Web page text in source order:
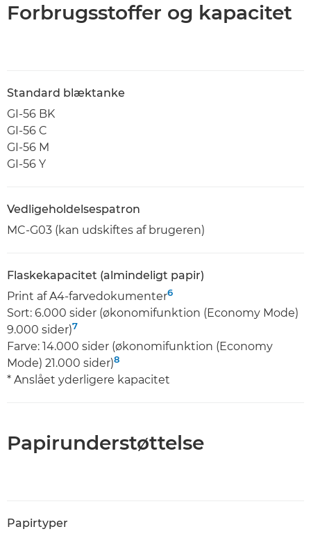
Forbrugsstoffer og kapacitet
Standard blæktanke
GI-56 BK
GI-56 C
GI-56 M
GI-56 Y
Vedligeholdelsespatron
MC-G03 (kan udskiftes af brugeren)
Flaskekapacitet (almindeligt papir)
Print af A4-farvedokumenter6
Sort: 6.000 sider (økonomifunktion (Economy Mode)
9.000 sider)7
Farve: 14.000 sider (økonomifunktion (Economy
Mode) 21.000 sider)8
* Anslået yderligere kapacitet
Papirunderstøttelse
Papirtyper